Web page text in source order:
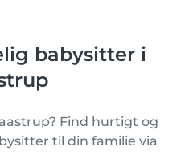
babysitter i
Find hurtigt og
til din familie via